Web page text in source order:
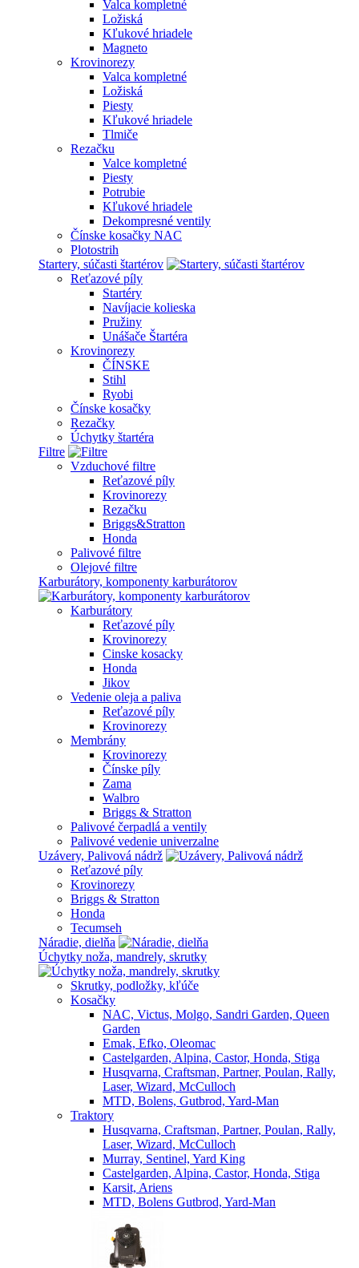
Valca kompletné
Ložiská
Kľukové hriadele
Magneto
Krovinorezy
Valca kompletné
Ložiská
Piesty
Kľukové hriadele
Tlmiče
Rezačku
Valce kompletné
Piesty
Potrubie
Kľukové hriadele
Dekompresné ventily
Čínske kosačky NAC
Plotostrih
Startery, súčasti štartérov
Reťazové píly
Startéry
Navíjacie kolieska
Pružiny
Unášače Štartéra
Krovinorezy
ČÍNSKE
Stihl
Ryobi
Čínske kosačky
Rezačky
Úchytky štartéra
Filtre
Vzduchové filtre
Reťazové píly
Krovinorezy
Rezačku
Briggs&Stratton
Honda
Palivové filtre
Olejové filtre
Karburátory, komponenty karburátorov
Karburátory
Reťazové píly
Krovinorezy
Cinske kosacky
Honda
Jikov
Vedenie oleja a paliva
Reťazové píly
Krovinorezy
Membrány
Krovinorezy
Čínske píly
Zama
Walbro
Briggs & Stratton
Palivové čerpadlá a ventily
Palivové vedenie univerzalne
Uzávery, Palivová nádrž
Reťazové píly
Krovinorezy
Briggs & Stratton
Honda
Tecumseh
Náradie, dielňa
Úchytky noža, mandrely, skrutky
Skrutky, podložky, kľúče
Kosačky
NAC, Victus, Molgo, Sandri Garden, Queen
Garden
Emak, Efko, Oleomac
Castelgarden, Alpina, Castor, Honda, Stiga
Husqvarna, Craftsman, Partner, Poulan, Rally,
Laser, Wizard, McCulloch
MTD, Bolens, Gutbrod, Yard-Man
Traktory
Husqvarna, Craftsman, Partner, Poulan, Rally,
Laser, Wizard, McCulloch
Murray, Sentinel, Yard King
Castelgarden, Alpina, Castor, Honda, Stiga
Karsit, Ariens
MTD, Bolens Gutbrod, Yard-Man